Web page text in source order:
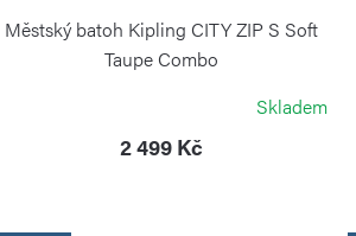
Městský batoh Kipling CITY ZIP S Soft
Taupe Combo
Skladem
2 499 Kč